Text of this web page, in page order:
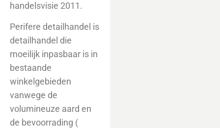
handelsvisie 2011.
Perifere detailhandel is
detailhandel die
moeilijk inpasbaar is in
bestaande
winkelgebieden
vanwege de
volumineuze aard en
de bevoorrading (